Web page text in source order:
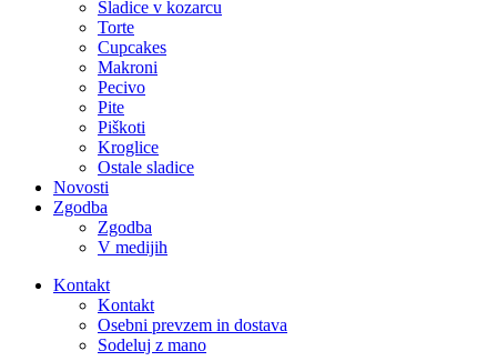
Sladice v kozarcu
Torte
Cupcakes
Makroni
Pecivo
Pite
Piškoti
Kroglice
Ostale sladice
Novosti
Zgodba
Zgodba
V medijih
Kontakt
Kontakt
Osebni prevzem in dostava
Sodeluj z mano